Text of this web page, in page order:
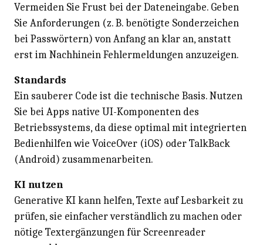
Vermeiden Sie Frust bei der Dateneingabe. Geben
Sie Anforderungen (z. B. benötigte Sonderzeichen
bei Passwörtern) von Anfang an klar an, anstatt
erst im Nachhinein Fehlermeldungen anzuzeigen.
Standards
Ein sauberer Code ist die technische Basis. Nutzen
Sie bei Apps native UI-Komponenten des
Betriebssystems, da diese optimal mit integrierten
Bedienhilfen wie VoiceOver (iOS) oder TalkBack
(Android) zusammenarbeiten.
KI nutzen
Generative KI kann helfen, Texte auf Lesbarkeit zu
prüfen, sie einfacher verständlich zu machen oder
nötige Textergänzungen für Screenreader